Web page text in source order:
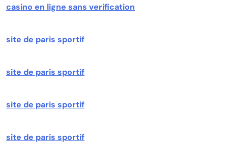
casino en ligne sans verification
site de paris sportif
site de paris sportif
site de paris sportif
site de paris sportif